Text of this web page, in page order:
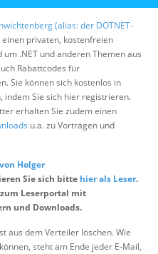
(alias: der DOTNET-
privaten, kostenfreien
.NET und anderen Themen aus
Rabattcodes für
Sie können sich kostenlos in
indem Sie sich hier registrieren.
erhalten Sie zudem einen
u.a. zu Vorträgen und
Holger
Sie sich bitte hier als Leser.
Leserportal mit
und Downloads.
aus dem Verteiler löschen. Wie
steht am Ende jeder E-Mail,